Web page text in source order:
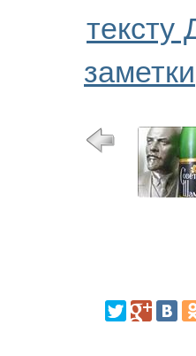
тексту
заметки